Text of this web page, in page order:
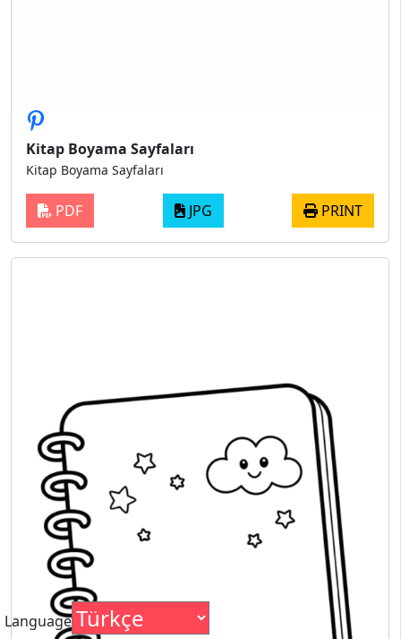
Kitap Boyama Sayfaları
Kitap Boyama Sayfaları
PDF JPG PRINT
Language